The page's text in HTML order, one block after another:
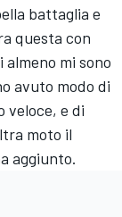
battaglia e
questa con
mi sono
avuto modo di
veloce, e di
moto il
aggiunto.